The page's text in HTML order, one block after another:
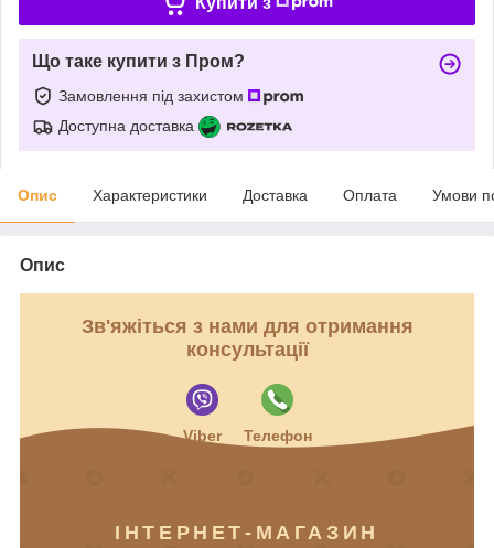
Що таке купити з Пром?
Замовлення під захистом
Доступна доставка
Опис Характеристики Доставка Оплата Умови
Опис
Зв'яжіться з нами для отримання
консультації
Viber Телефон
ІНТЕРНЕТ-МАГАЗИН